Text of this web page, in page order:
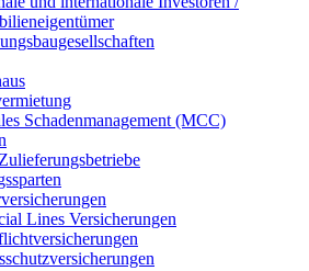
Schadenmanagement (MCC)
Lines Versicherungen